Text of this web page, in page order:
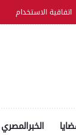
اتفاقية الاستخدام
الخبرالمصري Tv